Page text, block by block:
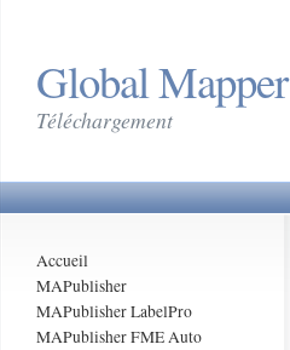
Global Mapper
Téléchargement
Accueil
MAPublisher
MAPublisher LabelPro
MAPublisher FME Auto